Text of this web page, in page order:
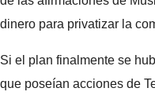
dinero para privatizar la
Si el plan finalmente se
que poseían acciones de